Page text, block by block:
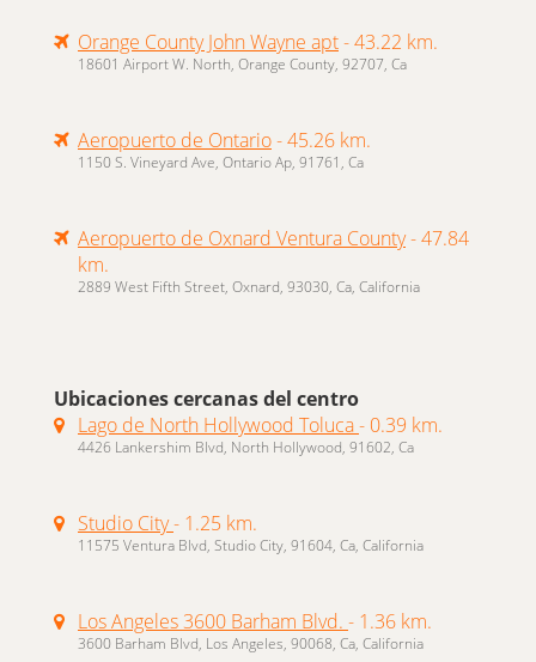
Orange County John Wayne apt- 43.22 km.
18601 Airport W. North, Orange County, 92707, Ca
Aeropuerto de Ontario- 45.26 km.
1150 S. Vineyard Ave, Ontario Ap, 91761, Ca
Aeropuerto de Oxnard Ventura County- 47.84
km.
2889 West Fifth Street, Oxnard, 93030, Ca, California
Ubicaciones cercanas del centro
Lago de North Hollywood Toluca- 0.39 km.
4426 Lankershim Blvd, North Hollywood, 91602, Ca
Studio City- 1.25 km.
11575 Ventura Blvd, Studio City, 91604, Ca, California
Los Angeles 3600 Barham Blvd. - 1.36 km.
3600 Barham Blvd, Los Angeles, 90068, Ca, California